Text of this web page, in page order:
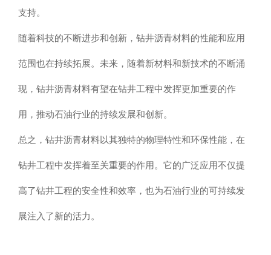
支持。
随着科技的不断进步和创新，钻井沥青材料的性能和应用
范围也在持续拓展。未来，随着新材料和新技术的不断涌
现，钻井沥青材料有望在钻井工程中发挥更加重要的作
用，推动石油行业的持续发展和创新。
总之，钻井沥青材料以其独特的物理特性和环保性能，在
钻井工程中发挥着至关重要的作用。它的广泛应用不仅提
高了钻井工程的安全性和效率，也为石油行业的可持续发
展注入了新的活力。